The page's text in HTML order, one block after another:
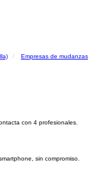
Empresas de mudanzas
con 4 profesionales.
sin compromiso.